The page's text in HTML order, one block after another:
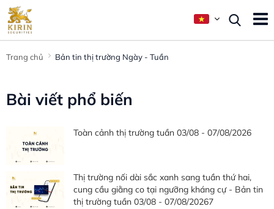
Trang chủ Bản tin thị trường Ngày - Tuần
Bài viết phổ biến
Toàn cảnh thị trường tuần 03/08 - 07/08/2026
Thị trường nối dài sắc xanh sang tuần thứ hai,
cung cầu giằng co tại ngưỡng kháng cự - Bản tin
thị trường tuần 03/08 - 07/08/20267